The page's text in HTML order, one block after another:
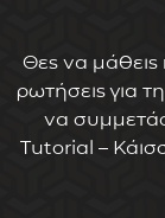
Θες να μάθεις
ρωτήσεις για
να
Tutorial –